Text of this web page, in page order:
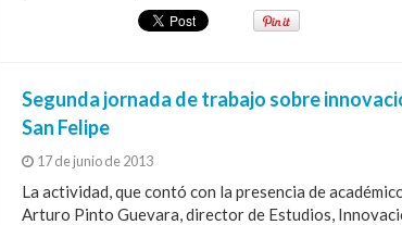
Segunda jornada de trabajo sobre
San Felipe
17 de junio de 2013
La actividad, que contó con la presencia de
Arturo Pinto Guevara, director de Estudios,